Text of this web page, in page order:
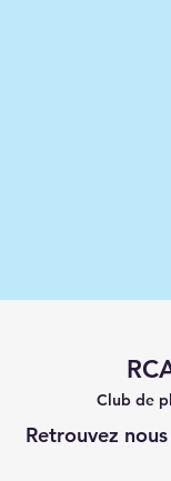
Club de
Retrouvez